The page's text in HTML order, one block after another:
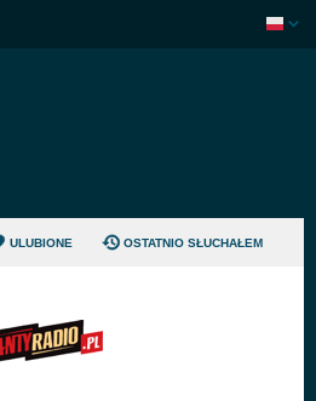
ULUBIONE OSTATNIO SŁUCHAŁEM